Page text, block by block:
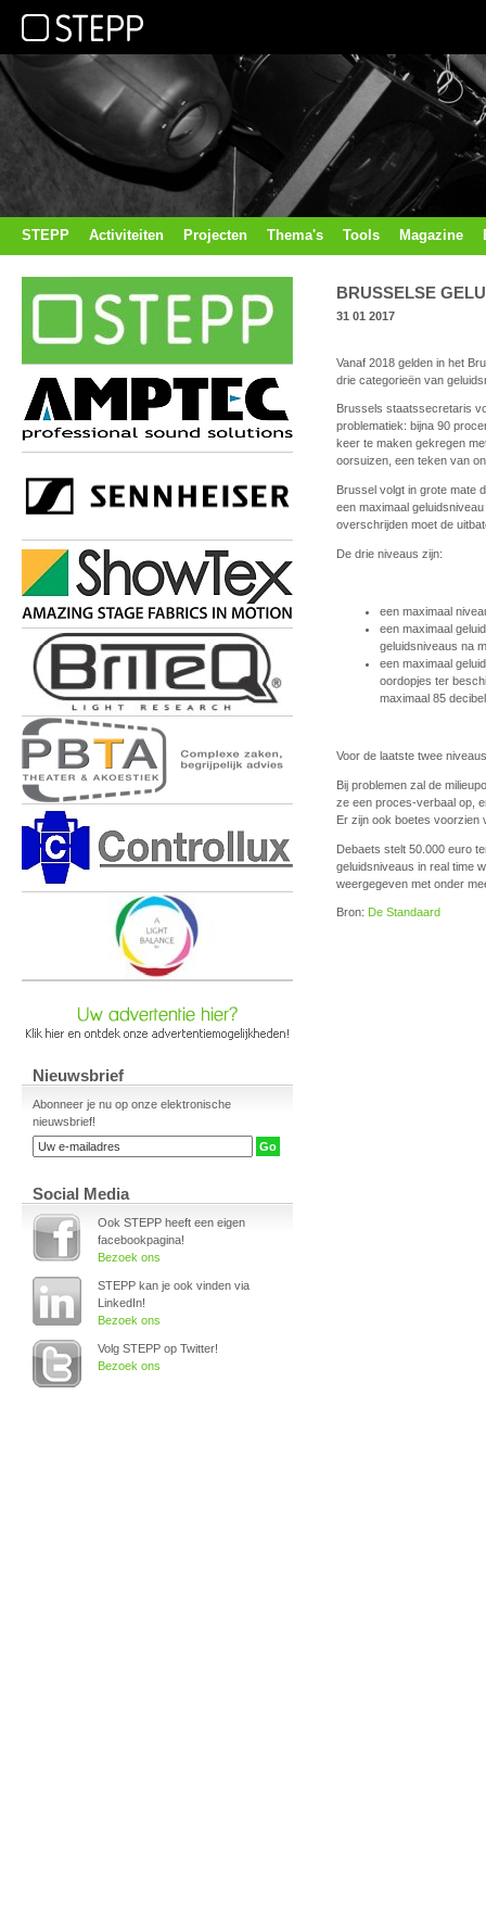
STEPP Activiteiten Projecten Thema's Tools Magazine
Nieuwsbrief
Abonneer je nu op onze elektronische
nieuwsbrief!
Social Media
Ook STEPP heeft een eigen
facebookpagina!
Bezoek ons
STEPP kan je ook vinden via
LinkedIn!
Bezoek ons
Volg STEPP op Twitter!
Bezoek ons
BRUSSELSE
31 01 2017
Vanaf 2018 gelden in het
drie categorieën van
Brussels staatssecretaris
problematiek: bijna 90
keer te maken gekregen
oorsuizen, een teken van
Brussel volgt in grote mate
een maximaal
overschrijden moet de
De drie niveaus zijn:
een maximaal
een maximaal
geluidsniveaus na
een maximaal
oordopjes ter
maximaal 85
Voor de laatste twee
Bij problemen zal de
ze een proces-verbaal op,
Er zijn ook boetes voorzien
Debaets stelt 50.000 euro
geluidsniveaus in real time
weergegeven met onder
Bron: De Standaard